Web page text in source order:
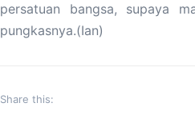
persatuan bangsa, supaya
pungkasnya.(Ian)
Share this: